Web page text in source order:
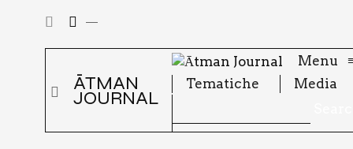
ĀTMAN
JOURNAL
Menu
Tema­ti­che Media